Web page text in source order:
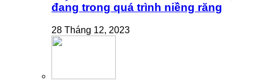
đang trong quá trình niềng răng
28 Tháng 12, 2023